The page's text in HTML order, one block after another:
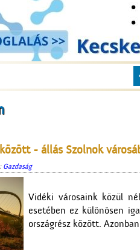
- állás Szolnok
Gazdaság
Vidéki városaink közül
esetében ez különösen
országrész között.